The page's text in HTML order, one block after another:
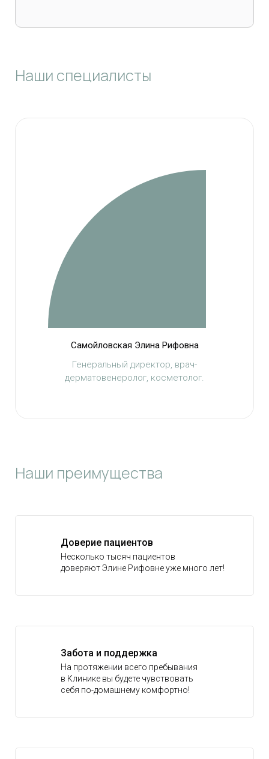
Наши специалисты
Самойловская Элина Рифовна
Генеральный директор, врач-
дерматовенеролог, косметолог.
Наши преимущества
Доверие пациентов
Несколько тысяч пациентов
доверяют Элине Рифовне уже много лет!
Забота и поддержка
На протяжении всего пребывания
в Клинике вы будете чувствовать
себя по-домашнему комфортно!